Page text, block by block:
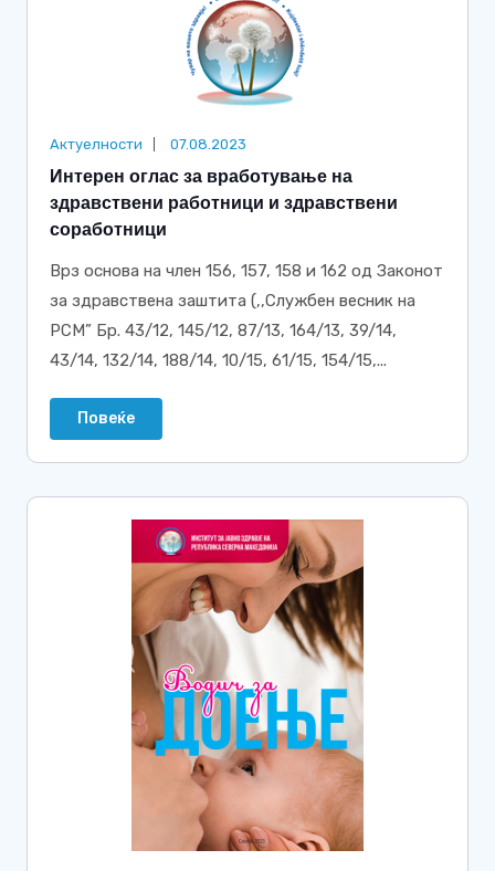
Актуелности 07.08.2023
Интерен оглас за вработување на
здравствени работници и здравствени
соработници
Врз основа на член 156, 157, 158 и 162 од Законот
за здравствена заштита (,,Службен весник на
РСМ” Бр. 43/12, 145/12, 87/13, 164/13, 39/14,
43/14, 132/14, 188/14, 10/15, 61/15, 154/15,...
Повеќе